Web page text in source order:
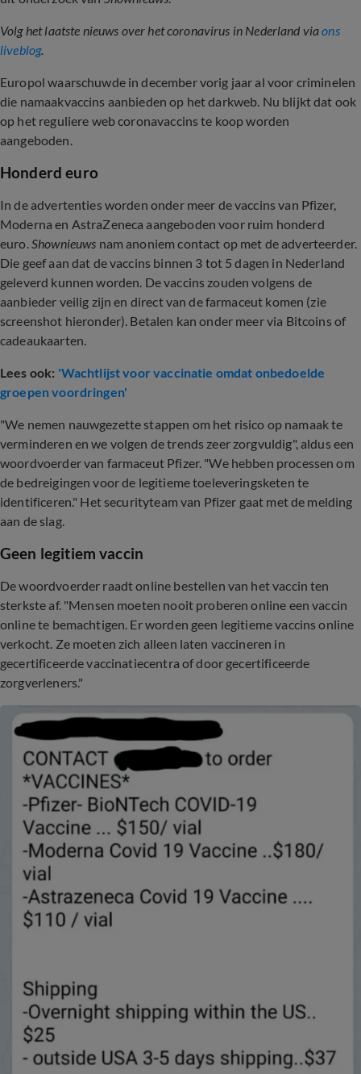
Volg het laatste nieuws over het coronavirus in Nederland viaons
liveblog.
Europol waarschuwde in december vorig jaar al voor criminelen
die namaakvaccins aanbieden op het darkweb. Nu blijkt dat ook
op het reguliere web coronavaccins te koop worden
aangeboden.
Honderd euro
In de advertenties worden onder meer de vaccins van Pfizer,
Moderna en AstraZeneca aangeboden voor ruim honderd
euro.Shownieuws nam anoniem contact op met de adverteerder.
Die geef aan dat de vaccins binnen 3 tot 5 dagen in Nederland
geleverd kunnen worden. De vaccins zouden volgens de
aanbieder veilig zijn en direct van de farmaceut komen (zie
screenshot hieronder). Betalen kan onder meer via Bitcoins of
cadeaukaarten.
Lees ook: 'Wachtlijst voor vaccinatie omdat onbedoelde
groepen voordringen'
"We nemen nauwgezette stappen om het risico op namaak te
verminderen en we volgen de trends zeer zorgvuldig", aldus een
woordvoerder van farmaceut Pfizer. "We hebben processen om
de bedreigingen voor de legitieme toeleveringsketen te
identificeren." Het securityteam van Pfizer gaat met de melding
aan de slag.
Geen legitiem vaccin
De woordvoerder raadt online bestellen van het vaccin ten
sterkste af. "Mensen moeten nooit proberen online een vaccin
online te bemachtigen. Er worden geen legitieme vaccins online
verkocht. Ze moeten zich alleen laten vaccineren in
gecertificeerde vaccinatiecentra of door gecertificeerde
zorgverleners."